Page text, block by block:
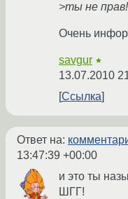
>ты не прав!
Очень
savgur ★
13.07.2010
Ссылка
Ответ на:
13:47:39 +00:00
и это ты
ШГГ!